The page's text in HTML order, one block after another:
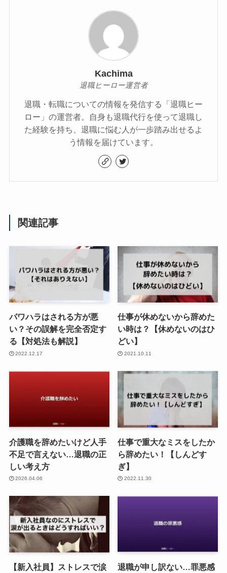
Kachima
退職ヒーロー運営者
退職・転職についての情報を発信する「退職ヒー
ロー」の運営者。自身も退職代行を使って退職し
た経験を持ち、退職に悩む人が一歩踏み出せるよ
う情報を届けています。
関連記事
パワハラはされる方が悪
い？その誤解を完全否定す
る【対処法も解説】
2022.12.17
仕事が休めないから辞めた
い時は？【休めないのはひ
どい】
2021.10.11
介護職を辞めたいけど人手
不足で言えない…退職の正
しい考え方
2026.04.06
仕事で重大なミスをしたか
ら辞めたい！【しんどす
ぎ】
2022.11.30
【新入社員】ストレスで涙
退職が申し訳ない…罪悪感